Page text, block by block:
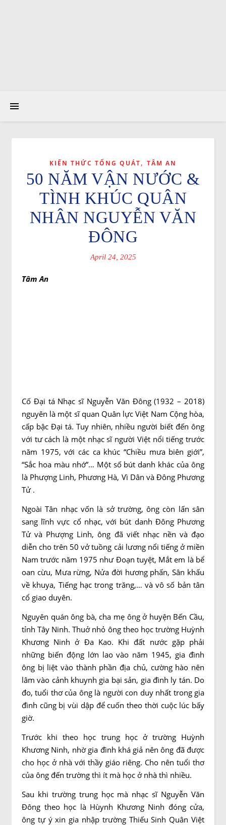
KIẾN THỨC TỔNG QUÁT, TÂM AN
50 NĂM VẬN NƯỚC &
TÌNH KHÚC QUÂN
NHÂN NGUYỄN VĂN
ĐÔNG
April 24, 2025
Tâm An
Cố Đại tá Nhạc sĩ Nguyễn Văn Đông (1932 – 2018)
nguyên là một sĩ quan Quân lực Việt Nam Cộng hòa,
cấp bậc Đại tá. Tuy nhiên, nhiều người biết đến ông
với tư cách là một nhạc sĩ người Việt nổi tiếng trước
năm 1975, với các ca khúc “Chiều mưa biên giới”,
“Sắc hoa màu nhớ”… Một số bút danh khác của ông
là Phượng Linh, Phương Hà, Vì Dân và Đông Phương
Tử .
Ngoài Tân nhạc vốn là sở trường, ông còn lấn sân
sang lĩnh vực cổ nhạc, với bút danh Đông Phương
Tử và Phượng Linh, ông đã viết nhạc nền và đạo
diễn cho trên 50 vở tuồng cải lương nổi tiếng ở miền
Nam trước năm 1975 như Đoạn tuyệt, Mắt em là bể
oan cừu, Mưa rừng, Nửa đời hương phấn, Sân khấu
về khuya, Tiếng hạc trong trăng,… và vô số bản tân
cổ giao duyên.
Nguyên quán ông bà, cha mẹ ông ở huyện Bến Cầu,
tỉnh Tây Ninh. Thuở nhỏ ông theo học trường Huỳnh
Khương Ninh ở Đa Kao. Khi đất nước gặp phải
những biến động lớn lao vào năm 1945, gia đình
ông bị liệt vào thành phần địa chủ, cường hào nên
lâm vào cảnh khuynh gia bại sản, gia đình ly tán. Do
đo, tuổi thơ của ông là người con duy nhất trong gia
đình cũng bị vùi dập để cuốn theo thời cuộc lúc bấy
giờ.
Trước khi theo học trung học ở trường Huỳnh
Khương Ninh, nhờ gia đình khá giả nên ông đã được
cho học ở nhà với thầy giáo riêng. Cho nên tuổi thơ
của ông đến trường thì ít mà học ở nhà thì nhiều.
Sau khi trường trung học mà nhạc sĩ Nguyễn Văn
Đông theo học là Hùynh Khương Ninh đóng cửa,
ông tự ý xin gia nhập trường Thiếu Sinh Quân Việt